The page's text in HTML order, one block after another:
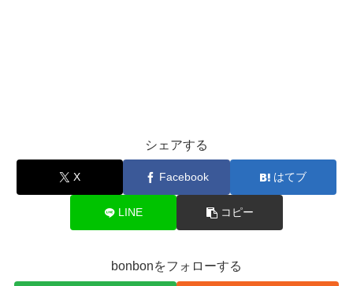
シェアする
X Facebook はてブ
LINE コピー
bonbonをフォローする